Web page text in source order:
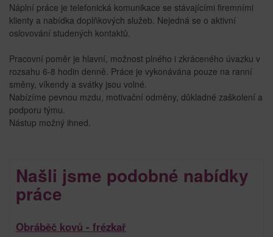
Náplní práce je telefonická komunikace se stávajícími firemními
klienty a nabídka doplňkových služeb. Nejedná se o aktivní
oslovování studených kontaktů.
Pracovní poměr je hlavní, možnost plného i zkráceného úvazku v
rozsahu 6-8 hodin denně. Práce je vykonávána pouze na ranní
směny, víkendy a svátky jsou volné.
Nabízíme pevnou mzdu, motivační odměny, důkladné zaškolení a
podporu týmu.
Nástup možný ihned.
Našli jsme podobné nabídky
práce
Obráběč kovů - frézkař